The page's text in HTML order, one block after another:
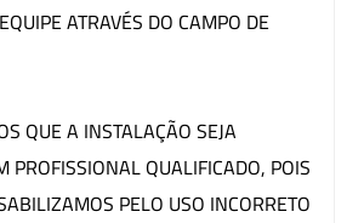
ATRAVÉS DO CAMPO DE
QUE A INSTALAÇÃO SEJA
PROFISSIONAL QUALIFICADO, POIS
PELO USO INCORRETO